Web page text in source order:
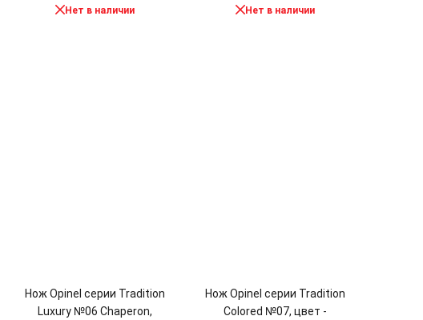
Нет в наличии Нет в наличии
Нож Opinel серии Tradition
Luxury №06 Chaperon,
Нож Opinel серии Tradition
Colored №07, цвет -